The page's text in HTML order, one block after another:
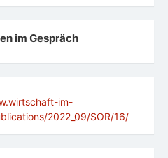
im Gespräch
im-
2022_09/SOR/16/